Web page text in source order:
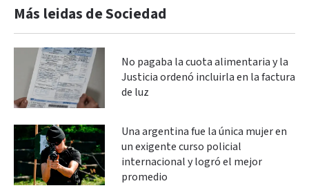
Más leidas de Sociedad
No pagaba la cuota alimentaria y la
Justicia ordenó incluirla en la factura
de luz
Una argentina fue la única mujer en
un exigente curso policial
internacional y logró el mejor
promedio